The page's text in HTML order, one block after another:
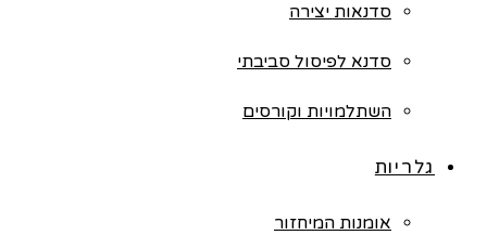
סדנאות יצירה
סדנא לפיסול סביבתי
השתלמויות וקורסים
גלריות
אומנות המיחזור